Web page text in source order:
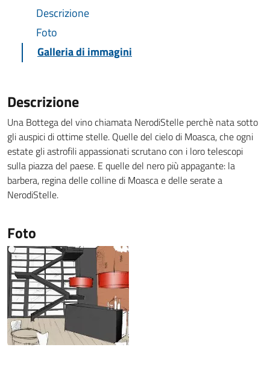
Descrizione
Foto
Galleria di immagini
Descrizione
Una Bottega del vino chiamata NerodiStelle perchè nata sotto
gli auspici di ottime stelle. Quelle del cielo di Moasca, che ogni
estate gli astrofili appassionati scrutano con i loro telescopi
sulla piazza del paese. E quelle del nero più appagante: la
barbera, regina delle colline di Moasca e delle serate a
NerodiStelle.
Foto